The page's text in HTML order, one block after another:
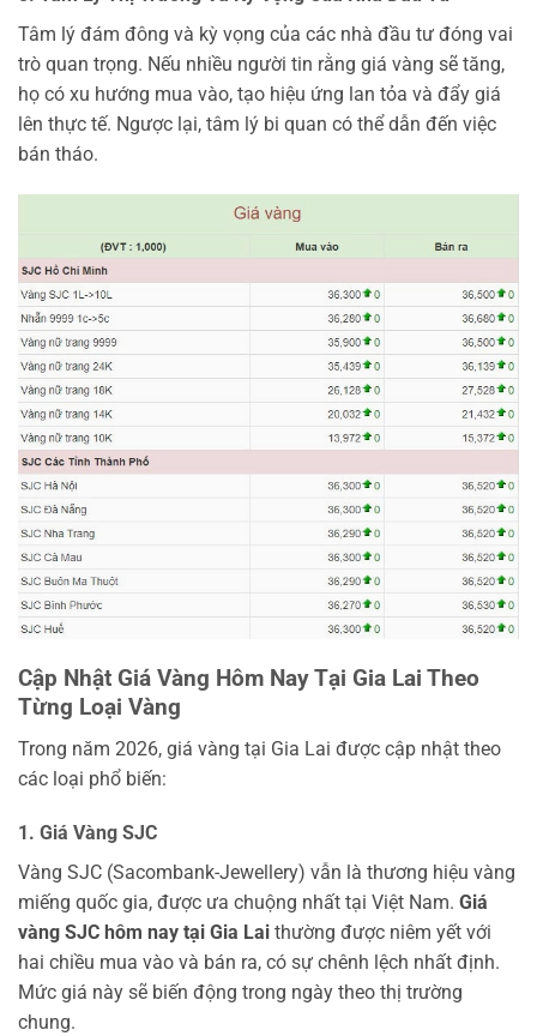
Tâm lý đám đông và kỳ vọng của các nhà đầu tư đóng vai
trò quan trọng. Nếu nhiều người tin rằng giá vàng sẽ tăng,
họ có xu hướng mua vào, tạo hiệu ứng lan tỏa và đẩy giá
lên thực tế. Ngược lại, tâm lý bi quan có thể dẫn đến việc
bán tháo.
Cập Nhật Giá Vàng Hôm Nay Tại Gia Lai Theo
Từng Loại Vàng
Trong năm 2026, giá vàng tại Gia Lai được cập nhật theo
các loại phổ biến:
1. Giá Vàng SJC
Vàng SJC (Sacombank-Jewellery) vẫn là thương hiệu vàng
miếng quốc gia, được ưa chuộng nhất tại Việt Nam. Giá
vàng SJC hôm nay tại Gia Lai thường được niêm yết với
hai chiều mua vào và bán ra, có sự chênh lệch nhất định.
Mức giá này sẽ biến động trong ngày theo thị trường
chung.